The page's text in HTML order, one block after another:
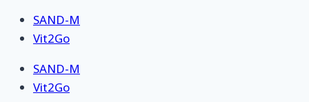
SAND-M
Vit2Go
SAND-M
Vit2Go